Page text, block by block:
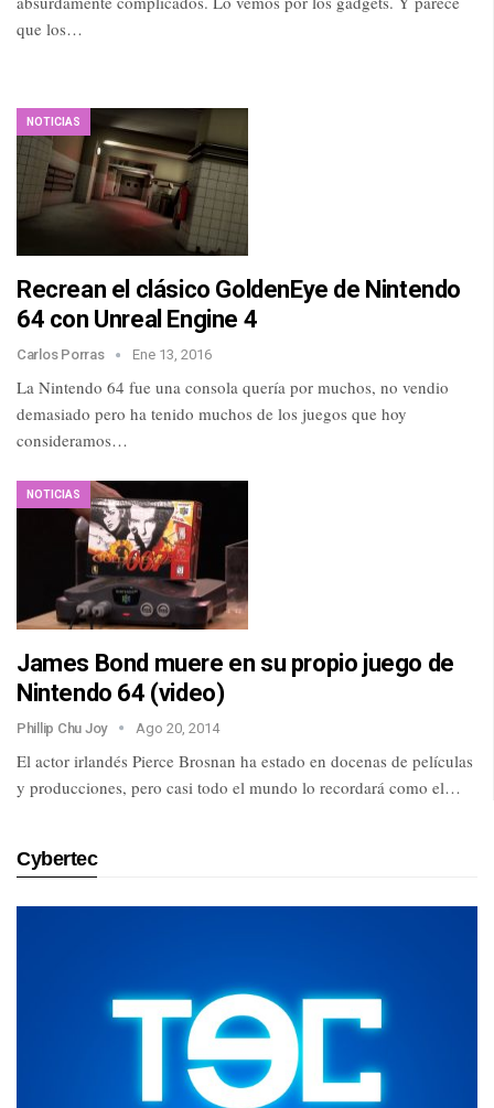
que los…
NOTICIAS
Recrean el clásico GoldenEye de Nintendo
64 con Unreal Engine 4
Carlos Porras Ene 13, 2016
La Nintendo 64 fue una consola quería por muchos, no vendio
demasiado pero ha tenido muchos de los juegos que hoy
consideramos…
NOTICIAS
James Bond muere en su propio juego de
Nintendo 64 (video)
Phillip Chu Joy Ago 20, 2014
El actor irlandés Pierce Brosnan ha estado en docenas de películas
y producciones, pero casi todo el mundo lo recordará como el…
Cybertec